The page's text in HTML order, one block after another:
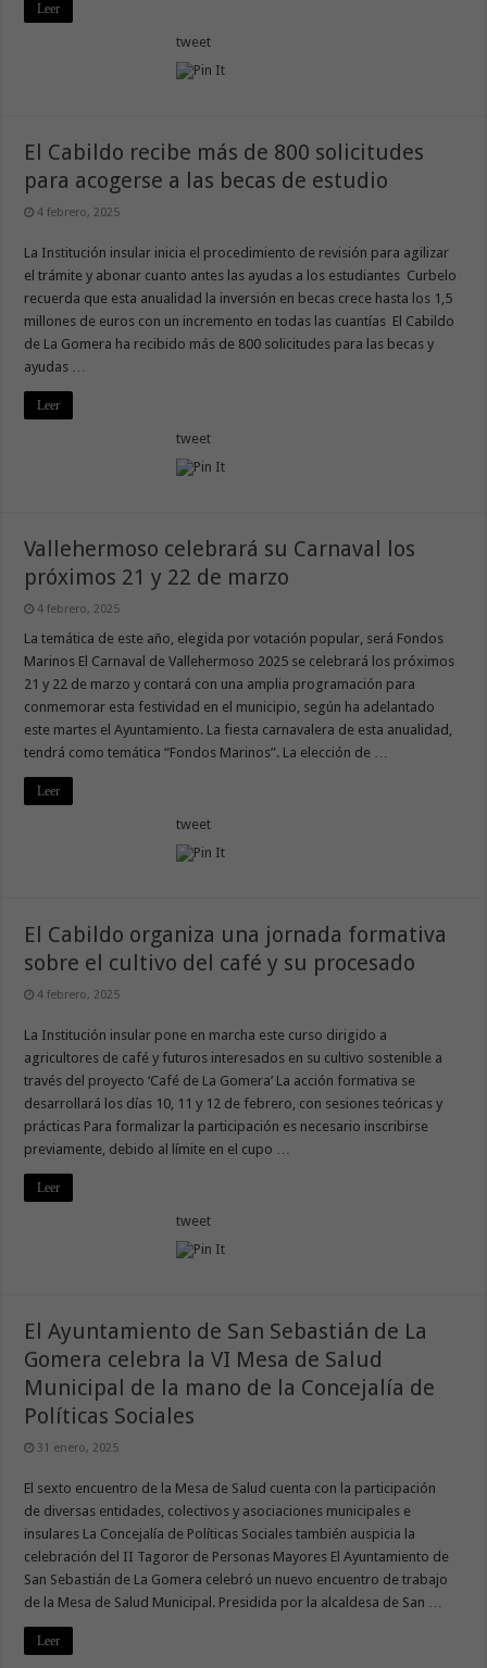
Leer
tweet
El Cabildo recibe más de 800 solicitudes
para acogerse a las becas de estudio
4 febrero, 2025
La Institución insular inicia el procedimiento de revisión para agilizar
el trámite y abonar cuanto antes las ayudas a los estudiantes Curbelo
recuerda que esta anualidad la inversión en becas crece hasta los 1,5
millones de euros con un incremento en todas las cuantías El Cabildo
de La Gomera ha recibido más de 800 solicitudes para las becas y
ayudas …
Leer
tweet
Vallehermoso celebrará su Carnaval los
próximos 21 y 22 de marzo
4 febrero, 2025
La temática de este año, elegida por votación popular, será Fondos
Marinos El Carnaval de Vallehermoso 2025 se celebrará los próximos
21 y 22 de marzo y contará con una amplia programación para
conmemorar esta festividad en el municipio, según ha adelantado
este martes el Ayuntamiento. La fiesta carnavalera de esta anualidad,
tendrá como temática “Fondos Marinos”. La elección de …
Leer
tweet
El Cabildo organiza una jornada formativa
sobre el cultivo del café y su procesado
4 febrero, 2025
La Institución insular pone en marcha este curso dirigido a
agricultores de café y futuros interesados en su cultivo sostenible a
través del proyecto ‘Café de La Gomera’ La acción formativa se
desarrollará los días 10, 11 y 12 de febrero, con sesiones teóricas y
prácticas Para formalizar la participación es necesario inscribirse
previamente, debido al límite en el cupo …
Leer
tweet
El Ayuntamiento de San Sebastián de La
Gomera celebra la VI Mesa de Salud
Municipal de la mano de la Concejalía de
Políticas Sociales
31 enero, 2025
El sexto encuentro de la Mesa de Salud cuenta con la participación
de diversas entidades, colectivos y asociaciones municipales e
insulares La Concejalía de Políticas Sociales también auspicia la
celebración del II Tagoror de Personas Mayores El Ayuntamiento de
San Sebastián de La Gomera celebró un nuevo encuentro de trabajo
de la Mesa de Salud Municipal. Presidida por la alcaldesa de San …
Leer